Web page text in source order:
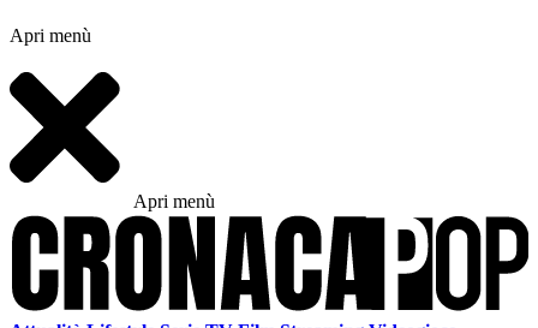
Apri menù
Apri menù